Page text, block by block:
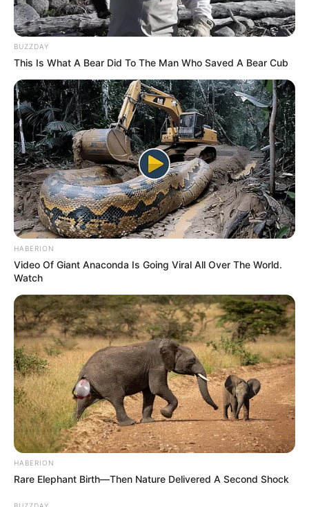
BUZZDAY
This Is What A Bear Did To The Man Who Saved A Bear Cub
HABERION
Video Of Giant Anaconda Is Going Viral All Over The World.
Watch
HABERION
Rare Elephant Birth—Then Nature Delivered A Second Shock